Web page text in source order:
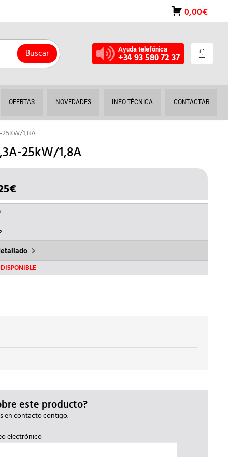
0,00€
Buscar Ayuda telefónica
+34 93 580 72 37
OFERTAS NOVEDADES INFO TÉCNICA CONTACTAR
25KW/1,8A
25kW/1,8A
€EL
PRECIO
ES:
este producto?
en contacto contigo.
electrónico